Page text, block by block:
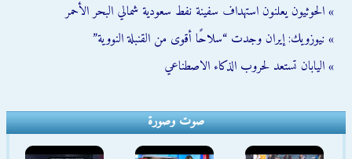
» الحوثيون يعلنون استهداف سفينة نفط سعودية شمالي البحر الأحمر
» نيوزويك: إيران وجدت “سلاحًا أقوى من القنبلة النووية”
» اليابان تستعد لحروب الذكاء الاصطناعي
صوت وصورة